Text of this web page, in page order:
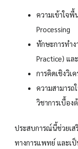
ความเข้าใจ
Processing
ทักษะการทำ
Practice) แล
การคิดเชิงวิเ
ความสามารถ
วิชาการเบื้อง
ประสบการณ์นี้ช่วยเส
ทางการแพทย์ และเ